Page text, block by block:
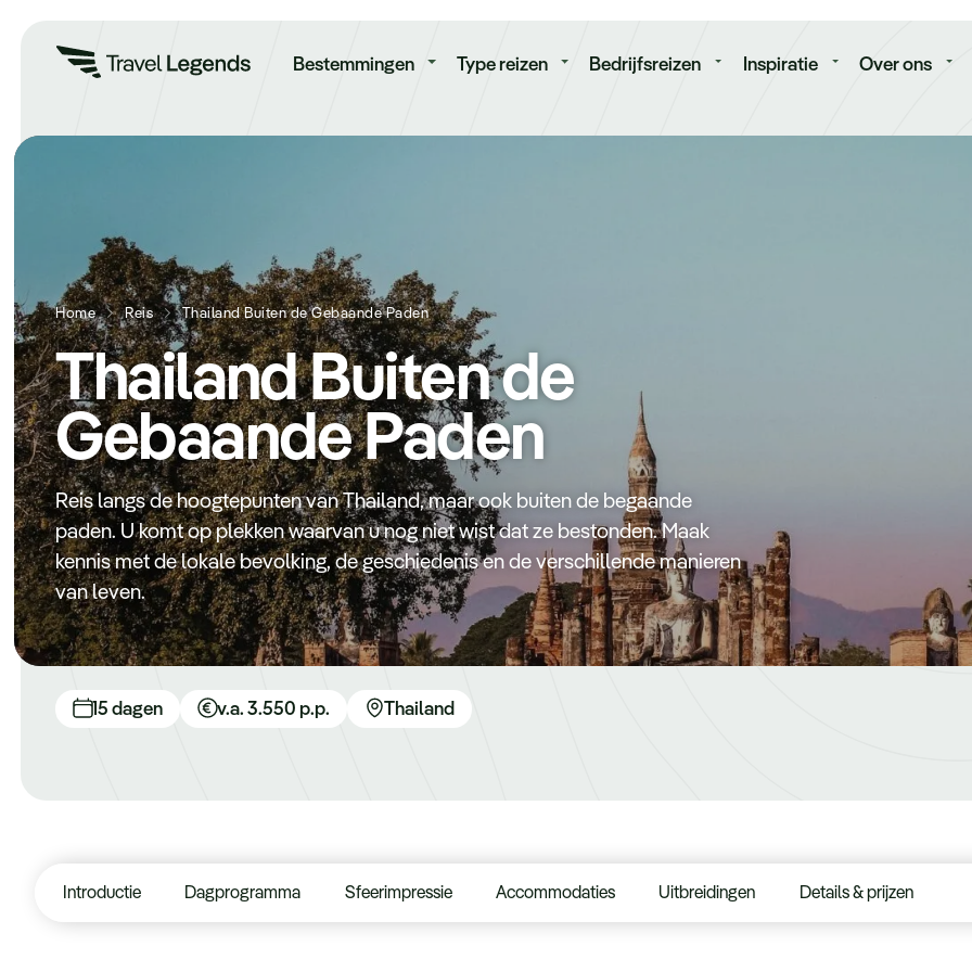
Bestemmingen Type reizen Bedrijfsreizen Inspiratie Over ons
Home Reis Thailand Buiten de Gebaande Paden
Thailand Buiten de
Gebaande Paden
Reis langs de hoogtepunten van Thailand, maar ook buiten de begaande
paden. U komt op plekken waarvan u nog niet wist dat ze bestonden. Maak
kennis met de lokale bevolking, de geschiedenis en de verschillende manieren
van leven.
15 dagen v.a. 3.550 p.p. Thailand
Introductie Dagprogramma Sfeerimpressie Accommodaties Uitbreidingen Details & prijzen